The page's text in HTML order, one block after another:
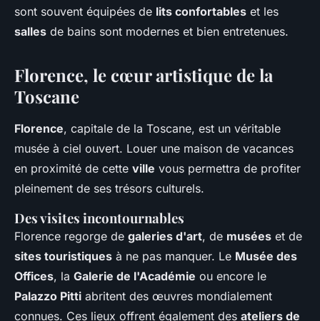
sont souvent équipées de lits confortables et les
salles de bains sont modernes et bien entretenues.
Florence, le cœur artistique de la
Toscane
Florence, capitale de la Toscane, est un véritable
musée à ciel ouvert. Louer une maison de vacances
en proximité de cette ville vous permettra de profiter
pleinement de ses trésors culturels.
Des visites incontournables
Florence regorge de galeries d'art, de musées et de
sites touristiques à ne pas manquer. Le Musée des
Offices, la Galerie de l'Académie ou encore le
Palazzo Pitti abritent des œuvres mondialement
connues. Ces lieux offrent également des ateliers de